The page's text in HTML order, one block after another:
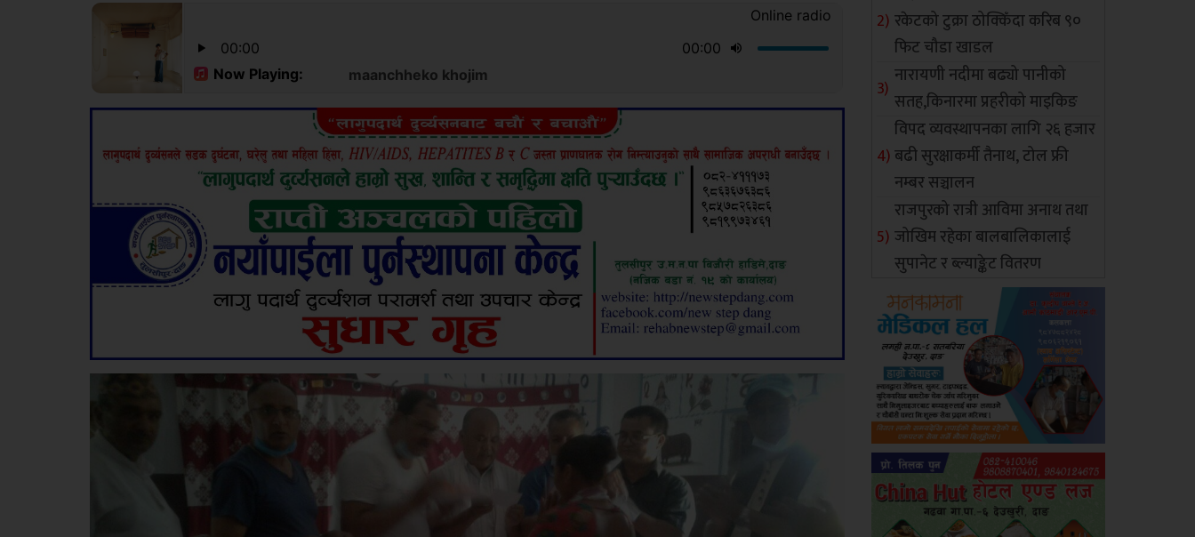
रकेटको टुक्रा ठोक्किँदा करिब ९०
फिट चौडा खाडल
नारायणी नदीमा बढ्यो पानीको
सतह,किनारमा प्रहरीको माइकिङ
विपद व्यवस्थापनका लागि २६ हजार
बढी सुरक्षाकर्मी तैनाथ, टोल फ्री
नम्बर सञ्चालन
राजपुरको रात्री आविमा अनाथ तथा
जोखिम रहेका बालबालिकालाई
सुपानेट र ब्ल्याङ्केट वितरण